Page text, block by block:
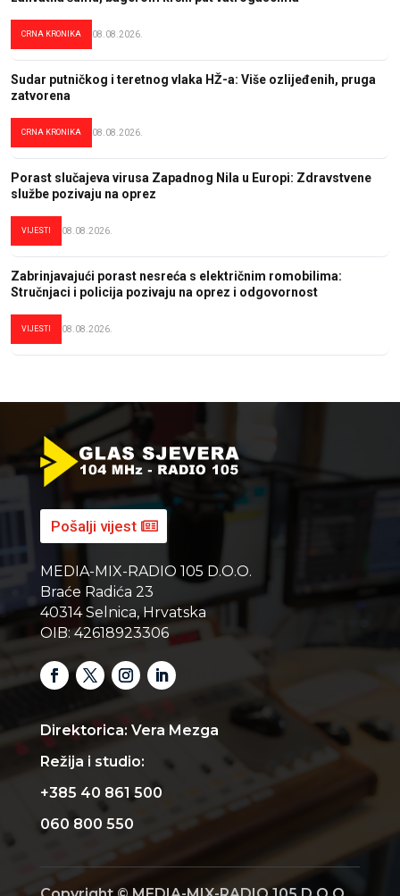
CRNA KRONIKA 08.08.2026.
Sudar putničkog i teretnog vlaka HŽ-a: Više ozlijeđenih, pruga
zatvorena
CRNA KRONIKA 08.08.2026.
Porast slučajeva virusa Zapadnog Nila u Europi: Zdravstvene
službe pozivaju na oprez
VIJESTI 08.08.2026.
Zabrinjavajući porast nesreća s električnim romobilima:
Stručnjaci i policija pozivaju na oprez i odgovornost
VIJESTI 08.08.2026.
Pošalji vijest
MEDIA-MIX-RADIO 105 D.O.O.
Braće Radića 23
40314 Selnica, Hrvatska
OIB: 42618923306
Direktorica: Vera Mezga
Režija i studio:
+385 40 861 500
060 800 550